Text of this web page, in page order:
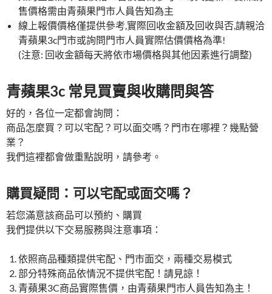
售價格需由青蘋果門市人員告知為主
線上報價價格僅提供參考,實際回收金額及回收與否,請親洽
青蘋果3c門市或詢問門市人員實際估價價格為準!
(注意: 回收金額每天將依市場價格與其他因素進行調整)
青蘋果3c 常見買賣與收購問與答
好的，各位一定都會詢問：
商品怎麼買？可以宅配？可以面交嗎？門市在哪裡？幾點營
業？
我們這裡都會做重點說明，請參考。
購買疑問：可以宅配或面交嗎？
若您滿意該商品可以預約、購買
我們提供以下交易服務與注意事項：
依照商品種類提供宅配、門市面交，兩種交易模式
部分特殊商品依情況不提供宅配！請見諒！
青蘋果3C商品實際售價，由青蘋果門市人員告知為主！